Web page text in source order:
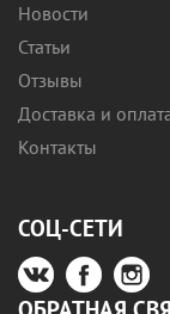
Новости
Статьи
Отзывы
Доставка и
Контакты
СОЦ-СЕТИ